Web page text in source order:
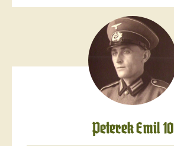
Peterek Emil 10